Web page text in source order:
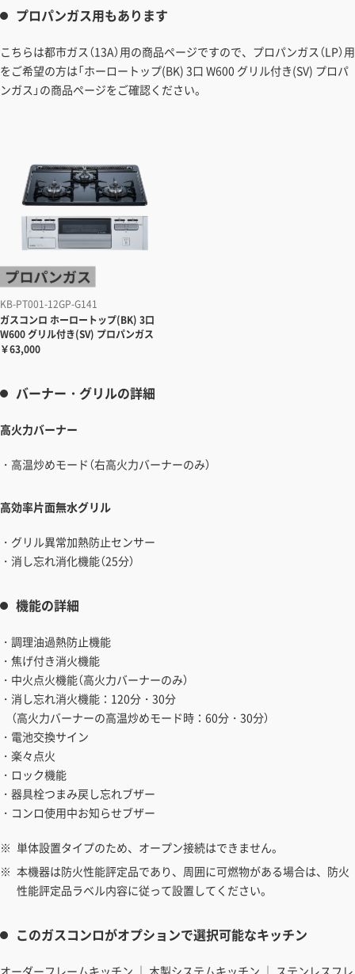
プロパンガス用もあります
こちらは都市ガス（13A）用の商品ページですので、プロパンガス（LP）用
をご希望の方は「ホーロートップ(BK) 3口 W600 グリル付き(SV) プロパ
ンガス」の商品ページをご確認ください。
KB-PT001-12GP-G141
ガスコンロ ホーロートップ(BK) 3口
W600 グリル付き(SV) プロパンガス
￥63,000
バーナー・グリルの詳細
高火力バーナー
・高温炒めモード（右高火力バーナーのみ）
高効率片面無水グリル
・グリル異常加熱防止センサー
・消し忘れ消化機能（25分）
機能の詳細
・調理油過熱防止機能
・焦げ付き消火機能
・中火点火機能（高火力バーナーのみ）
・消し忘れ消火機能：120分・30分
（高火力バーナーの高温炒めモード時：60分・30分）
・電池交換サイン
・楽々点火
・ロック機能
・器具栓つまみ戻し忘れブザー
・コンロ使用中お知らせブザー
単体設置タイプのため、オープン接続はできません。
本機器は防火性能評定品であり、周囲に可燃物がある場合は、防火
性能評定品ラベル内容に従って設置してください。
このガスコンロがオプションで選択可能なキッチン